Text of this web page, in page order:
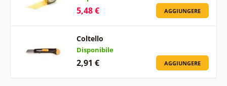
5,48 € AGGIUNGERE
Coltello
Disponibile
2,91 € AGGIUNGERE